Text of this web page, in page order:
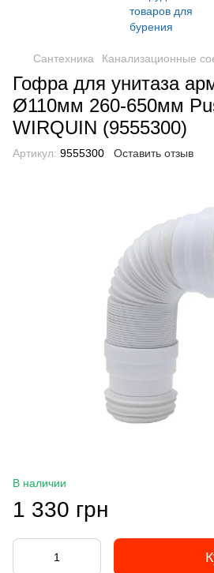
Сантехника Канализационные
Гофра для унитаза
Ø110мм 260-650мм
WIRQUIN (9555300)
Артикул: 9555300 Оставить отзыв
В наличии
1 330 грн